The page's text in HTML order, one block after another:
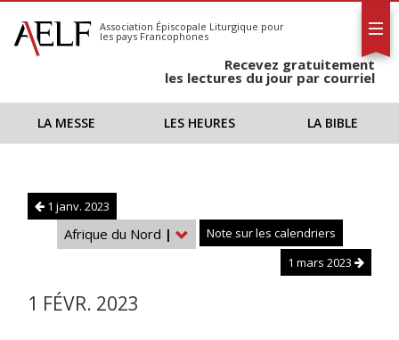
S'abonner
Calendrier
Association Épiscopale Liturgique pour
les pays Francophones
Recevez gratuitement
les lectures du jour par courriel
LA MESSE LES HEURES LA BIBLE
1 janv. 2023
Afrique du Nord |
Note sur les calendriers
1 mars 2023
1 FÉVR. 2023